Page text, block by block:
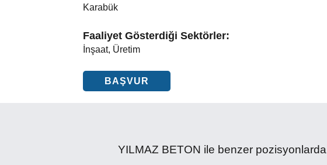
Karabük
Faaliyet Gösterdiği Sektörler:
İnşaat, Üretim
BAŞVUR
YILMAZ BETON ile benzer pozisyonlarda